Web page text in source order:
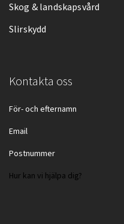
Skog & landskapsvård
Slirskydd
Kontakta oss